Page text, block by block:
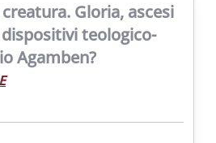
Gloria, ascesi
teologico-
Agamben?